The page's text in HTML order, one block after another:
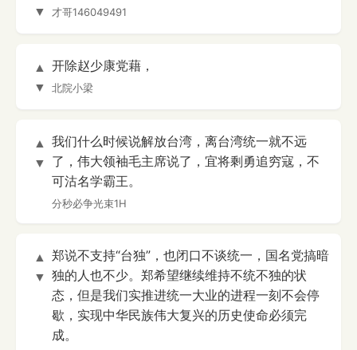
▼
才哥146049491
▲
▼
开除赵少康党藉，
北院小梁
▲
▼
我们什么时候说解放台湾，离台湾统一就不远
了，伟大领袖毛主席说了，宜将剩勇追穷寇，不
可沽名学霸王。
分秒必争光束1H
▲
▼
郑说不支持“台独”，也闭口不谈统一，国名党搞暗
独的人也不少。郑希望继续维持不统不独的状
态，但是我们实推进统一大业的进程一刻不会停
歇，实现中华民族伟大复兴的历史使命必须完
成。